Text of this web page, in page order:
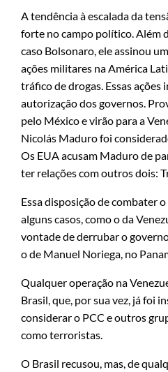
A tendência à escalada da
forte no campo político. Além
caso Bolsonaro, ele assinou
ações militares na América
tráfico de drogas. Essas ações
autorização dos governos.
pelo México e virão para a
Nicolás Maduro foi
Os EUA acusam Maduro de
ter relações com outros dois:
Essa disposição de combater
alguns casos, como o da
vontade de derrubar o
o de Manuel Noriega, no
Qualquer operação na
Brasil, que, por sua vez, já foi
considerar o PCC e outros
como terroristas.
O Brasil recusou, mas, de